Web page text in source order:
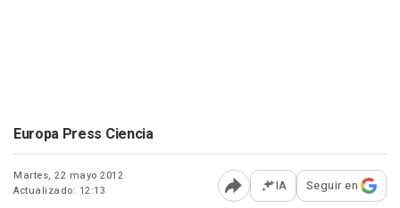
Europa Press Ciencia
Martes, 22 mayo 2012
Actualizado: 12:13
Abrir opciones para
IA Seguir en